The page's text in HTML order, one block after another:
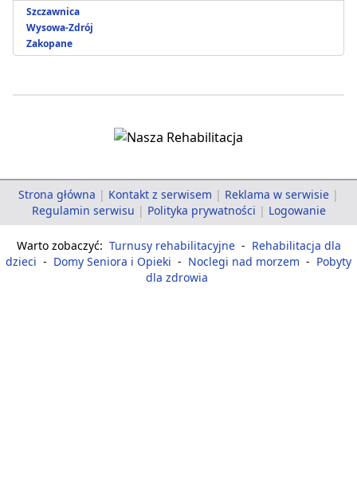
Szczawnica
Wysowa-Zdrój
Zakopane
Strona główna | Kontakt z serwisem | Reklama w serwisie |
Regulamin serwisu | Polityka prywatności | Logowanie
Warto zobaczyć: Turnusy rehabilitacyjne - Rehabilitacja dla
dzieci - Domy Seniora i Opieki - Noclegi nad morzem - Pobyty
dla zdrowia